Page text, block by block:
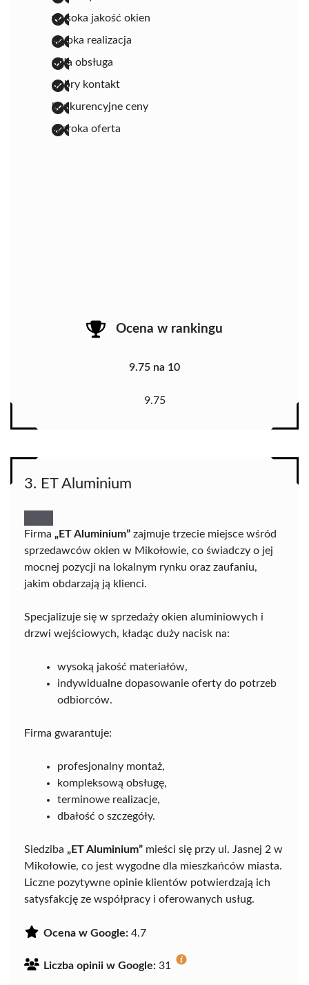
wysoka jakość okien
szybka realizacja
miła obsługa
dobry kontakt
konkurencyjne ceny
szeroka oferta
Ocena w rankingu
9.75 na 10
9.75
3. ET Aluminium
Firma „ET Aluminium” zajmuje trzecie miejsce wśród
sprzedawców okien w Mikołowie, co świadczy o jej
mocnej pozycji na lokalnym rynku oraz zaufaniu,
jakim obdarzają ją klienci.
Specjalizuje się w sprzedaży okien aluminiowych i
drzwi wejściowych, kładąc duży nacisk na:
wysoką jakość materiałów,
indywidualne dopasowanie oferty do potrzeb
odbiorców.
Firma gwarantuje:
profesjonalny montaż,
kompleksową obsługę,
terminowe realizacje,
dbałość o szczegóły.
Siedziba „ET Aluminium” mieści się przy ul. Jasnej 2 w
Mikołowie, co jest wygodne dla mieszkańców miasta.
Liczne pozytywne opinie klientów potwierdzają ich
satysfakcję ze współpracy i oferowanych usług.
Ocena w Google: 4.7
Liczba opinii w Google: 31